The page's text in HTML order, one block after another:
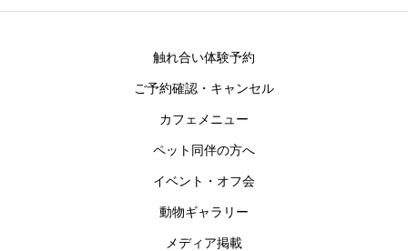
触れ合い体験予約
ご予約確認・キャンセル
カフェメニュー
ペット同伴の方へ
イベント・オフ会
動物ギャラリー
メディア掲載